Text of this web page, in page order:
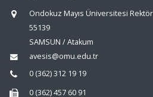
Ondokuz Mayıs Üniversitesi
55139
SAMSUN / Atakum
avesis@omu.edu.tr
0 (362) 312 19 19
0 (362) 457 60 91